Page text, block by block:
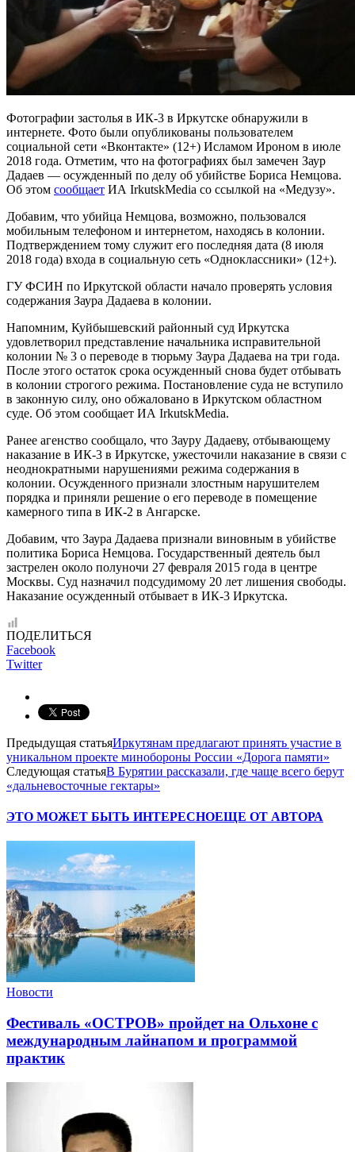
Фотографии застолья в ИК-3 в Иркутске обнаружили в
интернете. Фото были опубликованы пользователем
социальной сети «Вконтакте» (12+) Исламом Ироном в июле
2018 года. Отметим, что на фотографиях был замечен Заур
Дадаев — осужденный по делу об убийстве Бориса Немцова.
Об этом сообщает ИА IrkutskMedia со ссылкой на «Медузу».
Добавим, что убийца Немцова, возможно, пользовался
мобильным телефоном и интернетом, находясь в колонии.
Подтверждением тому служит его последняя дата (8 июля
2018 года) входа в социальную сеть «Одноклассники» (12+).
ГУ ФСИН по Иркутской области начало проверять условия
содержания Заура Дадаева в колонии.
Напомним, Куйбышевский районный суд Иркутска
удовлетворил представление начальника исправительной
колонии № 3 о переводе в тюрьму Заура Дадаева на три года.
После этого остаток срока осужденный снова будет отбывать
в колонии строгого режима. Постановление суда не вступило
в законную силу, оно обжаловано в Иркутском областном
суде. Об этом сообщает ИА IrkutskMedia.
Ранее агенство сообщало, что Зауру Дадаеву, отбывающему
наказание в ИК-3 в Иркутске, ужесточили наказание в связи с
неоднократными нарушениями режима содержания в
колонии. Осужденного признали злостным нарушителем
порядка и приняли решение о его переводе в помещение
камерного типа в ИК-2 в Ангарске.
Добавим, что Заура Дадаева признали виновным в убийстве
политика Бориса Немцова. Государственный деятель был
застрелен около полуночи 27 февраля 2015 года в центре
Москвы. Суд назначил подсудимому 20 лет лишения свободы.
Наказание осужденный отбывает в ИК-3 Иркутска.
ПОДЕЛИТЬСЯ
Facebook
Twitter
Предыдущая статьяИркутянам предлагают принять участие в
уникальном проекте минобороны России «Дорога памяти»
Следующая статьяВ Бурятии рассказали, где чаще всего берут
«дальневосточные гектары»
ЭТО МОЖЕТ БЫТЬ ИНТЕРЕСНОЕЩЕ ОТ АВТОРА
Новости
Фестиваль «ОСТРОВ» пройдет на Ольхоне с
международным лайнапом и программой
практик